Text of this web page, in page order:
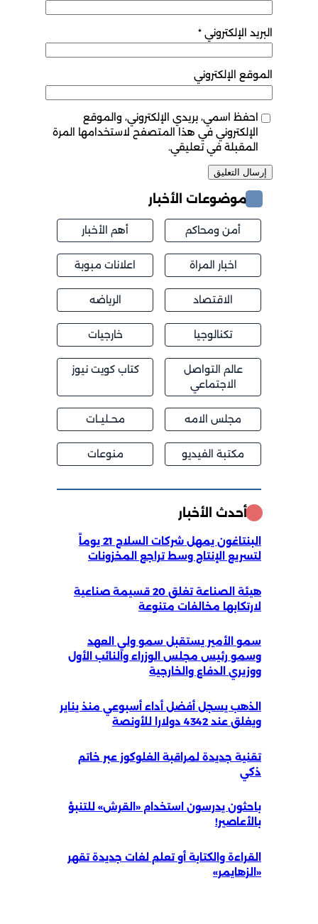
البريد الإلكتروني *
الموقع الإلكتروني
احفظ اسمي، بريدي الإلكتروني، والموقع
الإلكتروني في هذا المتصفح لاستخدامها المرة
المقبلة في تعليقي.
موضوعات الأخبار
أمن ومحاكم أهم الأخبار
اخبار المراة اعلانات مبوبة
الاقتصاد الرياضه
تكنالوجيا خارجيات
عالم التواصل
الاجتماعي
كتاب كويت نيوز
مجلس الامه محــليــات
مكتبة الفيديو منوعات
أحدث الأخبار
البنتاغون يمهل شركات السلاح 21 يوماً
لتسريع الإنتاج وسط تراجع المخزونات
هيئة الصناعة تغلق 20 قسيمة صناعية
لارتكابها مخالفات متنوعة
سمو الأمير يستقبل سمو ولي العهد
وسمو رئيس مجلس الوزراء والنائب الأول
ووزيري الدفاع والخارجية
الذهب يسجل أفضل أداء أسبوعي منذ يناير
ويغلق عند 4342 دولارا للأونصة
تقنية جديدة لمراقبة الغلوكوز عبر خاتم
ذكي
باحثون يدرسون استخدام «القرش» للتنبؤ
بالأعاصير!
القراءة والكتابة أو تعلم لغات جديدة تقهر
«الزهايمر»